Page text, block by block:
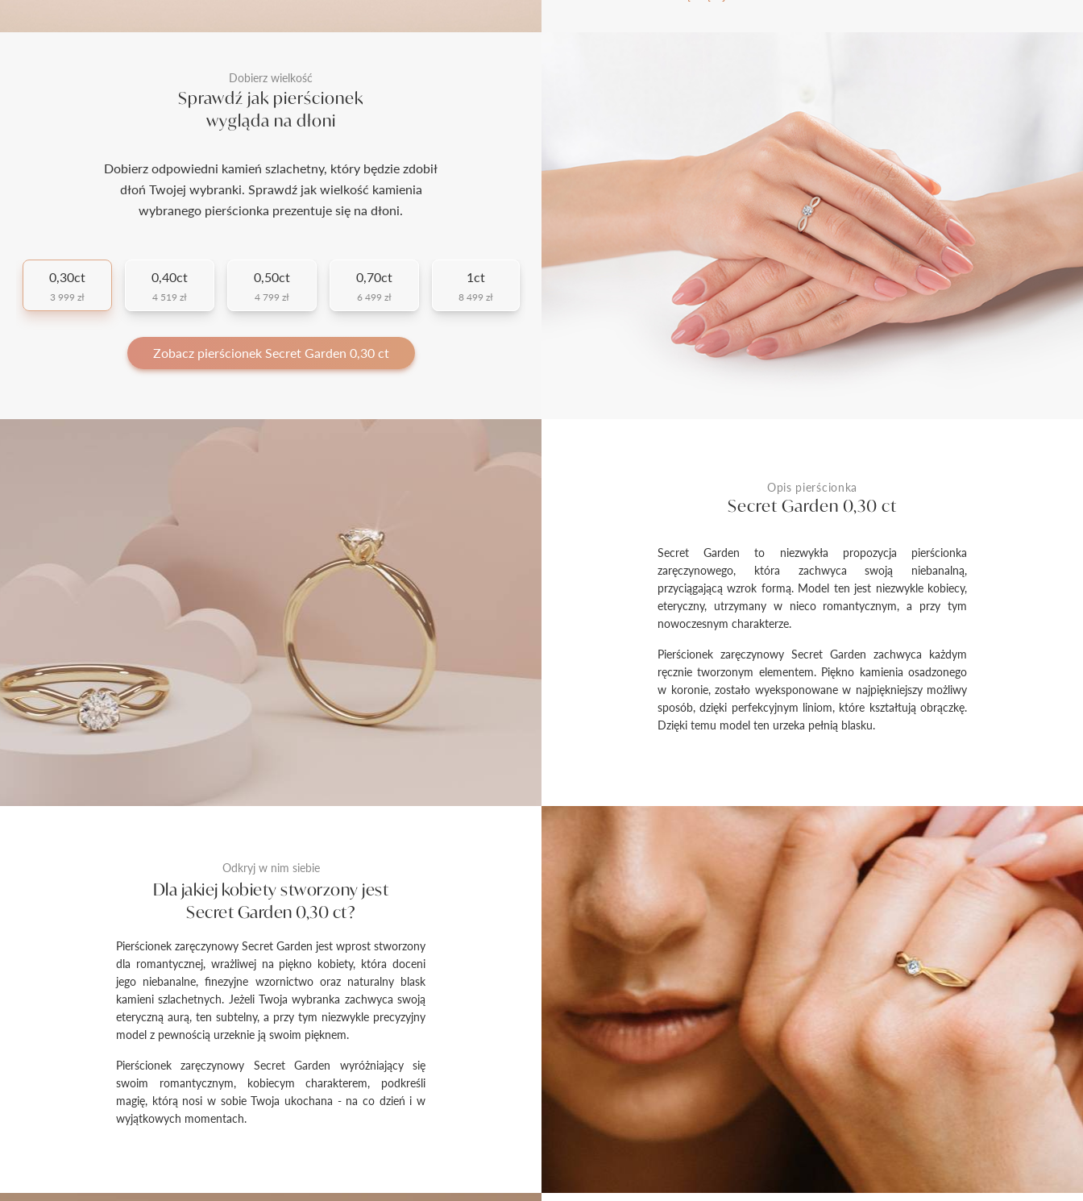
Dobierz wielkość
Sprawdź jak pierścionek
wygląda na dłoni
Dobierz odpowiedni kamień szlachetny, który będzie zdobił
dłoń Twojej wybranki. Sprawdź jak wielkość kamienia
wybranego pierścionka prezentuje się na dłoni.
0,30ct
3 999 zł
0,40ct
4 519 zł
0,50ct
4 799 zł
0,70ct
6 499 zł
1ct
8 499 zł
Zobacz pierścionek Secret Garden 0,30 ct
Opis pierścionka
Secret Garden 0,30 ct
Secret Garden to niezwykła propozycja pierścionka
zaręczynowego, która zachwyca swoją niebanalną,
przyciągającą wzrok formą. Model ten jest niezwykle kobiecy,
eteryczny, utrzymany w nieco romantycznym, a przy tym
nowoczesnym charakterze.
Pierścionek zaręczynowy Secret Garden zachwyca każdym
ręcznie tworzonym elementem. Piękno kamienia osadzonego
w koronie, zostało wyeksponowane w najpiękniejszy możliwy
sposób, dzięki perfekcyjnym liniom, które kształtują obrączkę.
Dzięki temu model ten urzeka pełnią blasku.
Odkryj w nim siebie
Dla jakiej kobiety stworzony jest
Secret Garden 0,30 ct?
Pierścionek zaręczynowy Secret Garden jest wprost stworzony
dla romantycznej, wrażliwej na piękno kobiety, która doceni
jego niebanalne, finezyjne wzornictwo oraz naturalny blask
kamieni szlachetnych. Jeżeli Twoja wybranka zachwyca swoją
eteryczną aurą, ten subtelny, a przy tym niezwykle precyzyjny
model z pewnością urzeknie ją swoim pięknem.
Pierścionek zaręczynowy Secret Garden wyróżniający się
swoim romantycznym, kobiecym charakterem, podkreśli
magię, którą nosi w sobie Twoja ukochana - na co dzień i w
wyjątkowych momentach.